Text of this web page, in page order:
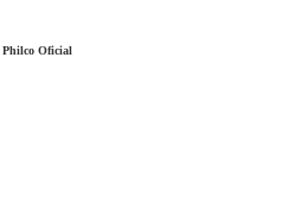
Philco Oficial